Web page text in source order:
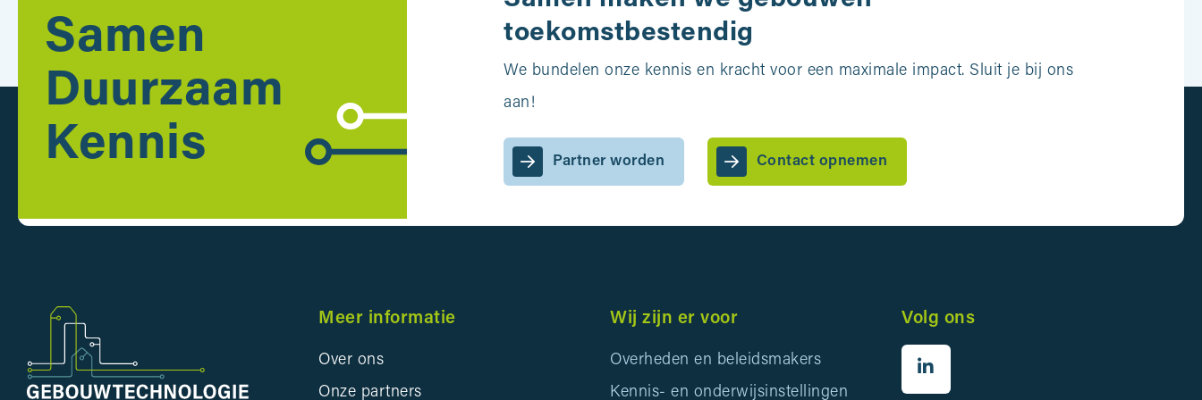
Samen
Duurzaam
Kennis
toekomstbestendig
We bundelen onze kennis en kracht voor een maximale impact. Sluit je bij ons
aan!
Partner worden Contact opnemen
Meer informatie
Over ons
Onze partners
Wij zijn er voor
Overheden en beleidsmakers
Kennis- en onderwijsinstellingen
Volg ons